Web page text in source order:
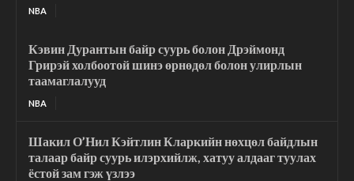
NBA
Кэвин Дурантын байр суурь болон Дрэймонд
Грирэй холбоотой шинэ өрнөдөл болон улирлын
таамаглалууд
NBA
Шакил О’Нил Кэйтлин Кларкийн нөхцөл байдлын
талаар байр суурь илэрхийлж, хатуу алдааг туулах
ёстой зам гэж үзлээ